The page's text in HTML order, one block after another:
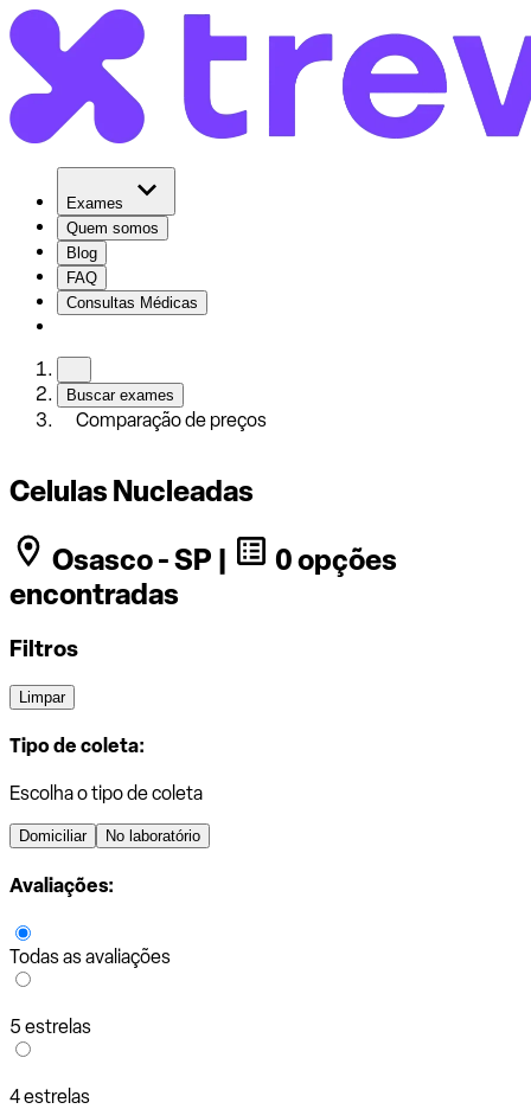
Exames
Quem somos
Blog
FAQ
Consultas Médicas
Buscar exames
Comparação de preços
Celulas Nucleadas
Osasco - SP |
0 opções
encontradas
Filtros
Limpar
Tipo de coleta:
Escolha o tipo de coleta
Domiciliar No laboratório
Avaliações:
Todas as avaliações
5 estrelas
4 estrelas